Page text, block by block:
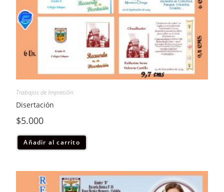
Trabajos de Impresión
Disertación
$5.000
Añadir al carrito